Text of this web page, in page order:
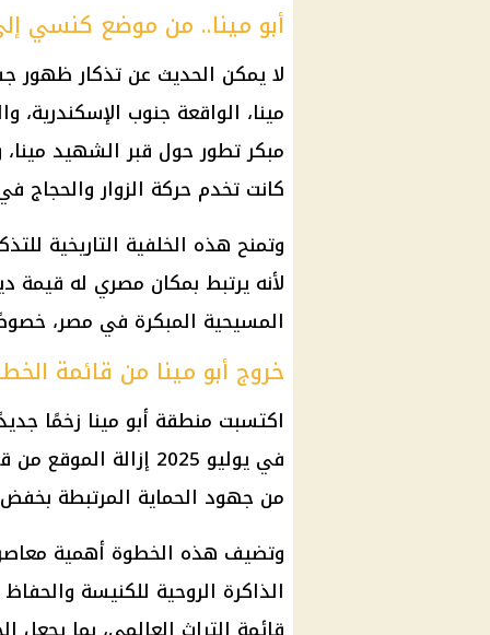
أبو مينا.. من موضع كنسي
لا يمكن الحديث عن تذكار ظهور
مينا، الواقعة جنوب الإسكندرية،
مبكر تطور حول قبر الشهيد
كانت تخدم حركة الزوار والحجاج
وتمنح هذه الخلفية التاريخية
لأنه يرتبط بمكان مصري له قيمة
المسيحية المبكرة في مصر،
خروج أبو مينا من قائمة
اكتسبت منطقة أبو مينا زخمًا
في يوليو 2025 إزالة
من جهود الحماية المرتبطة بخفض
وتضيف هذه الخطوة أهمية معاصرة
الذاكرة الروحية للكنيسة